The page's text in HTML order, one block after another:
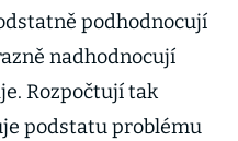
podhodnocují
nadhodnocují
Rozpočtují tak
podstatu problému